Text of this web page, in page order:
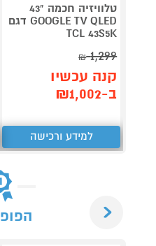
טלוויזיה חכמה "43
GOOGLE TV QLED דגם
TCL 43S5K
1,299
₪
קנה עכשיו
ב-₪1,002
למידע ורכישה